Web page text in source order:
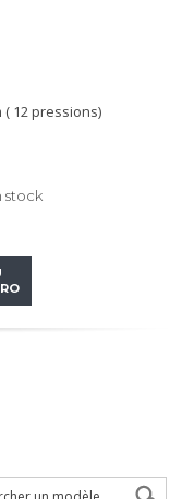
( 12 pressions)
stock